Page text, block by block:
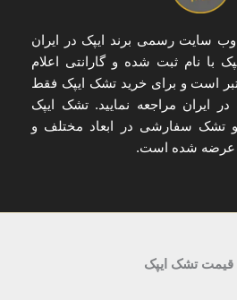
وب سایت رسمی برند ایپک در ایران
با نام ثبت شده و گارانتی اعلام
است و برایخرید تشک ایپک فقط
در ایران مراجعه نمایید. تشک ایپک
و تشک سفارشی در ابعاد مختلف و
و عرضه شده است.
قیمت تشک ایپک